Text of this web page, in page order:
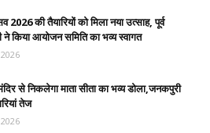
2026 की तैयारियों को मिला नया उत्साह, पूर्व
किया आयोजन समिति का भव्य स्वागत
से निकलेगा माता सीता का भव्य डोला,जनकपुरी
तेज